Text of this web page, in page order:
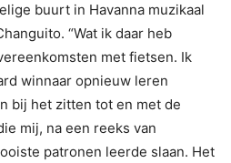
buurt in Havanna muzikaal
“Wat ik daar heb
met fietsen. Ik
winnaar opnieuw leren
bij het zitten tot en met de
mij, na een reeks van
patronen leerde slaan. Het